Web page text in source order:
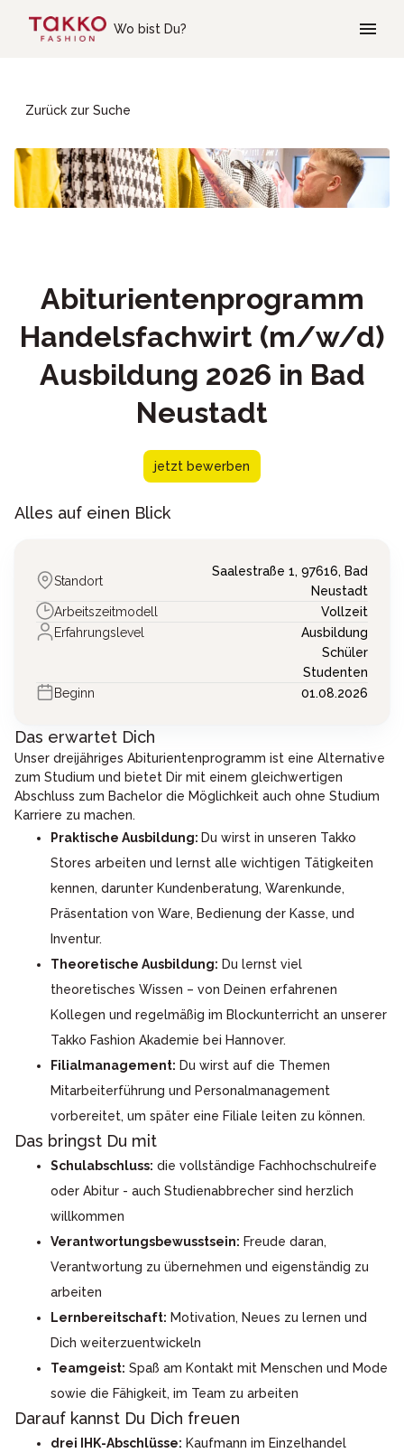
Wo bist Du?
Zurück zur Suche
Abiturientenprogramm
Handelsfachwirt (m/w/d)
Ausbildung 2026 in Bad
Neustadt
jetzt bewerben
Alles auf einen Blick
Standort
Saalestraße 1, 97616, Bad
Neustadt
Arbeitszeitmodell
Vollzeit
Erfahrungslevel
Ausbildung
Schüler
Studenten
Beginn
01.08.2026
Das erwartet Dich
Unser dreijähriges Abiturientenprogramm ist eine Alternative
zum Studium und bietet Dir mit einem gleichwertigen
Abschluss zum Bachelor die Möglichkeit auch ohne Studium
Karriere zu machen.
Praktische Ausbildung: Du wirst in unseren Takko
Stores arbeiten und lernst alle wichtigen Tätigkeiten
kennen, darunter Kundenberatung, Warenkunde,
Präsentation von Ware, Bedienung der Kasse, und
Inventur.
Theoretische Ausbildung: Du lernst viel
theoretisches Wissen – von Deinen erfahrenen
Kollegen und regelmäßig im Blockunterricht an unserer
Takko Fashion Akademie bei Hannover.
Filialmanagement: Du wirst auf die Themen
Mitarbeiterführung und Personalmanagement
vorbereitet, um später eine Filiale leiten zu können.
Das bringst Du mit
Schulabschluss: die vollständige Fachhochschulreife
oder Abitur - auch Studienabbrecher sind herzlich
willkommen
Verantwortungsbewusstsein: Freude daran,
Verantwortung zu übernehmen und eigenständig zu
arbeiten
Lernbereitschaft: Motivation, Neues zu lernen und
Dich weiterzuentwickeln
Teamgeist: Spaß am Kontakt mit Menschen und Mode
sowie die Fähigkeit, im Team zu arbeiten
Darauf kannst Du Dich freuen
drei IHK-Abschlüsse: Kaufmann im Einzelhandel